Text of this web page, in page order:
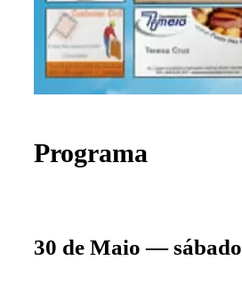
Programa
30 de Maio — sábado